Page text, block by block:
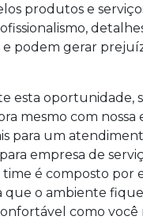
produtos e
e podem gerar
esta oportunidade,
mesmo com nossa
para um
empresa de
time é composto por
que o ambiente
como você